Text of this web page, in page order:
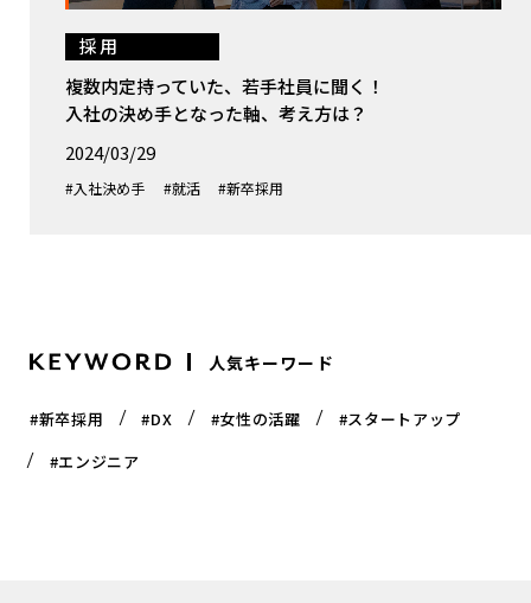
採用
複数内定持っていた、若手社員に聞く！
入社の決め手となった軸、考え方は？
2024/03/29
#入社決め手 #就活 #新卒採用
人気キーワード
#新卒採用 #DX #女性の活躍
#スタートアップ
#エンジニア